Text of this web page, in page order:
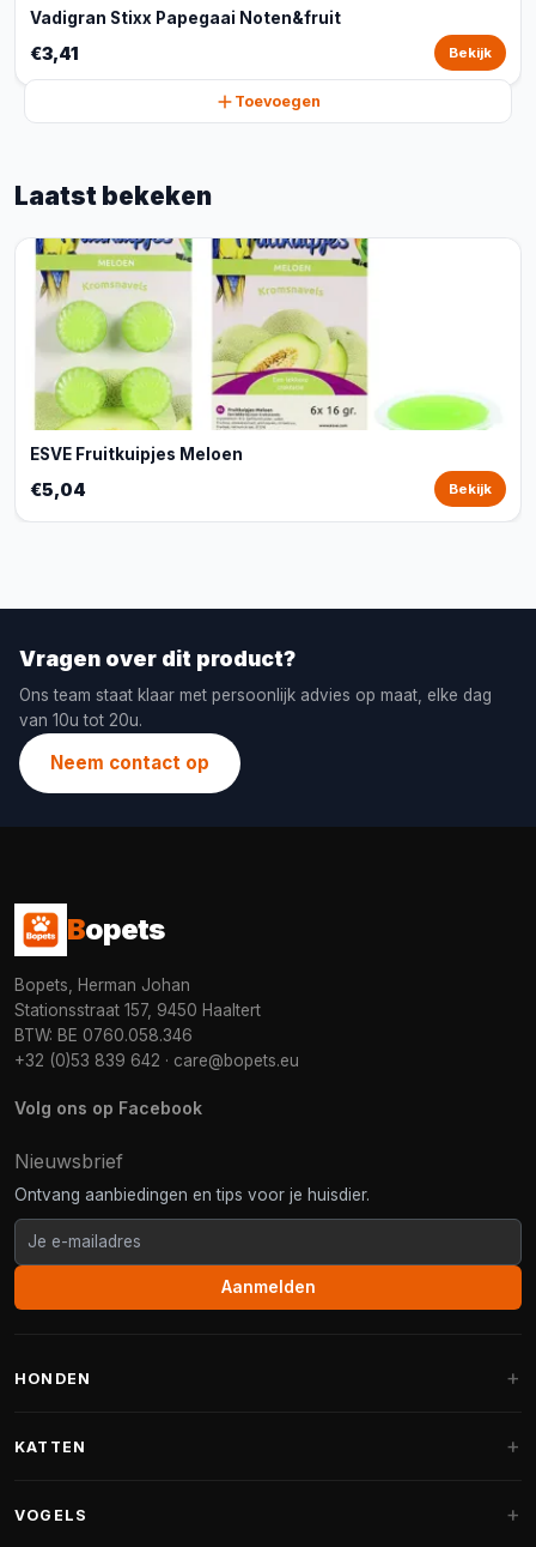
Vadigran Stixx Papegaai Noten&fruit
€3,41 Bekijk
Toevoegen
Laatst bekeken
ESVE Fruitkuipjes Meloen
€5,04 Bekijk
Vragen over dit product?
Ons team staat klaar met persoonlijk advies op maat, elke dag
van 10u tot 20u.
Neem contact op
Bopets
Bopets, Herman Johan
Stationsstraat 157, 9450 Haaltert
BTW: BE 0760.058.346
+32 (0)53 839 642 · care@bopets.eu
Volg ons op Facebook
Nieuwsbrief
Ontvang aanbiedingen en tips voor je huisdier.
Aanmelden
HONDEN
Fantail hondenmanden
KATTEN
VOGELS